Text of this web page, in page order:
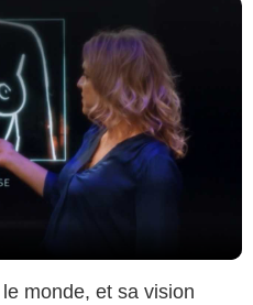
monde, et sa vision